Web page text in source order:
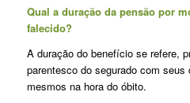
Qual a duração da pensão por
falecido?
A duração do benefício se refere,
parentesco do segurado com seus
mesmos na hora do óbito.